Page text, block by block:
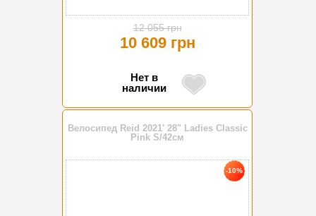
12 055 грн
10 609 грн
Нет в
наличии
Велосипед Reid 2021' 28" Ladies Classic
Pink S/42см
-10%